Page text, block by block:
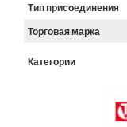
Тип присоединения
Торговая марка
Категории